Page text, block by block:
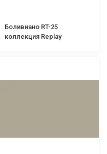
Боливиано RT-25
коллекция Replay